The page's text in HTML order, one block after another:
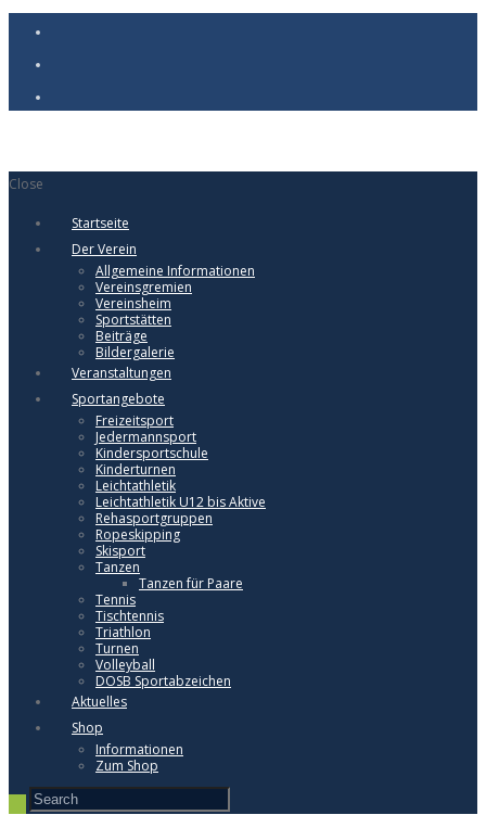
Close
Startseite
Der Verein
Allgemeine Informationen
Vereinsgremien
Vereinsheim
Sportstätten
Beiträge
Bildergalerie
Veranstaltungen
Sportangebote
Freizeitsport
Jedermannsport
Kindersportschule
Kinderturnen
Leichtathletik
Leichtathletik U12 bis Aktive
Rehasportgruppen
Ropeskipping
Skisport
Tanzen
Tanzen für Paare
Tennis
Tischtennis
Triathlon
Turnen
Volleyball
DOSB Sportabzeichen
Aktuelles
Shop
Informationen
Zum Shop